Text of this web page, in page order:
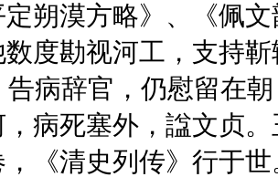
朔漠方略》、《佩
度勘视河工，支持
告病辞官，仍慰留在
，病死塞外，諡文贞
，《清史列传》行于世